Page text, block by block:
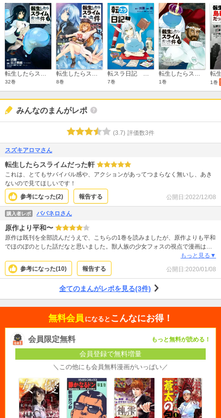
32巻
転生したらスライムだった件－魔物の国の歩き方－
8巻
転スラ日記 転生したらスライムだった件
7巻
転生したらスライムだった件 特装版(9)
1巻 1巻
みんなのまんがレポ
(3.7) 評価数3件
スズキアロマさん
転生したらスライムだった軒
これは、とてもサバイバル感や、アクションがあってつまらなく無いし、あき
ないので見てほしいです！
参考になった(2) 報告する 公開日:2022/12/08
購入者レポ ババネロさん
原作より平和〜
原作は既刊を全部読んだうえで、こちらの1巻を読みましたが、原作よりも平和
でほのぼのとした話だなと思いました。獣人族の少女フォスの視点で漫画は構
成され、日常のあれやそれやが1話完結で語られていきます。原作は最近シリア
スさが増して来ているので、「『転スラ』の世界観をのんびりと楽しみたい
な」と箸休め的に読みたい方々にはぴったりだと思います。惜しむらくは、ち
も、この手のスピンオフ作品が原作よりシリアスになってはいけないでしょう
し、原作に無かったことを捏造したり、原作より先の未来を描くわけにもいか
ないので、こういう平和路線になるのは、スピンオフ作品のある意味宿命かと
思います。箸休めには、本当にぴったりなのでオススメです。
もっと見る▼
参考になった(10) 報告する 公開日:2020/01/08
全てのまんがレポを見る(3件)
無料会員 になると こんなにお得！
会員限定無料 もっと無料が読める！
会員登録で無料増量
＼この他にも会員無料漫画がいっぱい／